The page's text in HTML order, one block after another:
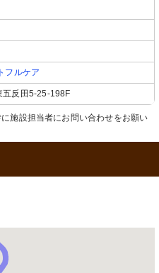
フルケア
五反田5-25-198F
施設担当者にお問い合わせをお願い